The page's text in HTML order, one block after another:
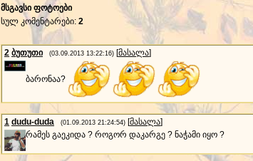
მსგავსი ფოტოები
სულ კომენტარები: 2
2 ბუთუთი (03.09.2013 13:22:16) [მასალა]
ბარონაა?
1 dudu-duda (01.09.2013 21:24:54) [მასალა]
რამეს გაეკიდა ? როგორ დაკარგე ? ნაჭამი იყო ?